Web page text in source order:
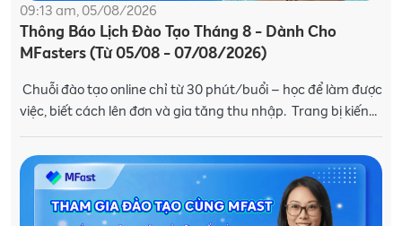
09:13 am, 05/08/2026
Thông Báo Lịch Đào Tạo Tháng 8 - Dành Cho
MFasters (Từ 05/08 - 07/08/2026)
Chuỗi đào tạo online chỉ từ 30 phút/buổi – học để làm được
việc, biết cách lên đơn và gia tăng thu nhập. Trang bị kiến
thức và kỹ năng